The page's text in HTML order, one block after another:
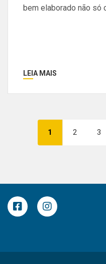
bem elaborado não só
LEIA MAIS
1 2 3